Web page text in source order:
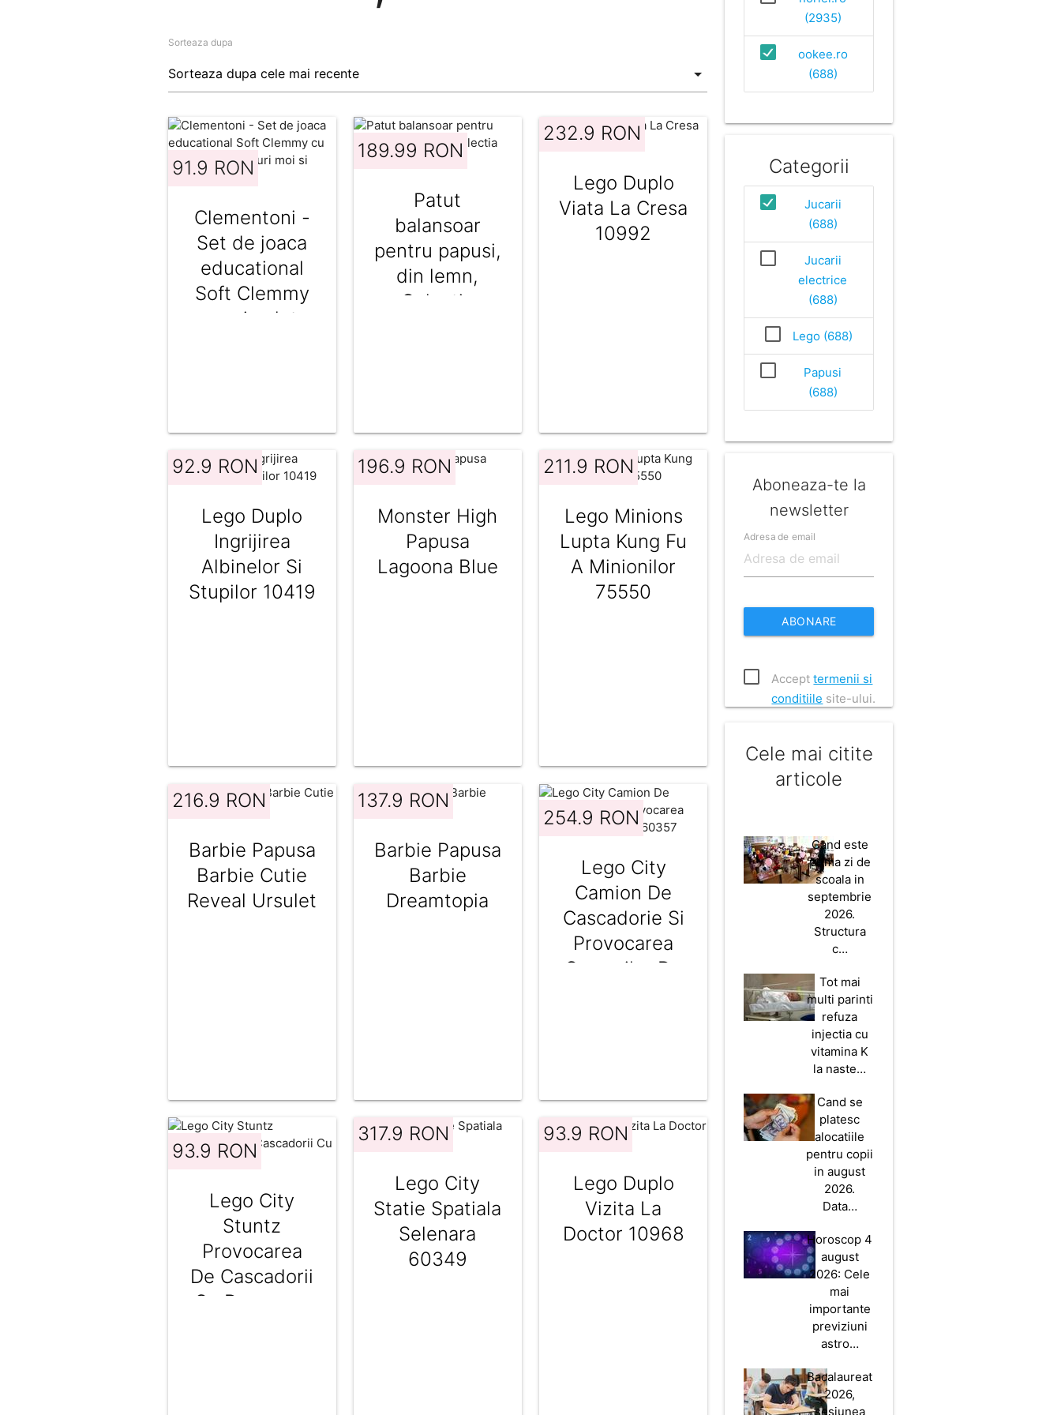
Sorteaza dupa
91.9 RON
Clementoni -
Set de joaca
educational
Soft Clemmy
cu animalute
189.99 RON
Patut
balansoar
pentru papusi,
din lemn,
Colectia
232.9 RON
Lego Duplo
Viata La Cresa
10992
92.9 RON
Lego Duplo
Ingrijirea
Albinelor Si
Stupilor 10419
196.9 RON
Monster High
Papusa
Lagoona Blue
211.9 RON
Lego Minions
Lupta Kung Fu
A Minionilor
75550
216.9 RON
Barbie Papusa
Barbie Cutie
Reveal Ursulet
137.9 RON
Barbie Papusa
Barbie
Dreamtopia
254.9 RON
Lego City
Camion De
Cascadorie Si
Provocarea
Cercurilor De
93.9 RON
Lego City
Stuntz
Provocarea
De Cascadorii
Cu Daramare
317.9 RON
Lego City
Statie Spatiala
Selenara
60349
93.9 RON
Lego Duplo
Vizita La
Doctor 10968
(2935)
ookee.ro
(688)
Categorii
Jucarii
(688)
Jucarii
electrice
(688)
Lego (688)
Papusi
(688)
Aboneaza-te la
newsletter
Adresa de email
ABONARE
Accepttermenii si
conditiile site-ului.
Cele mai citite
articole
Cand este
prima zi de
scoala in
septembrie
2026.
Structura
c…
Tot mai
multi parinti
refuza
injectia cu
vitamina K
la naste…
Cand se
platesc
alocatiile
pentru copii
in august
2026.
Data…
Horoscop 4
august
2026: Cele
mai
importante
previziuni
astro…
Bacalaureat
2026,
sesiunea